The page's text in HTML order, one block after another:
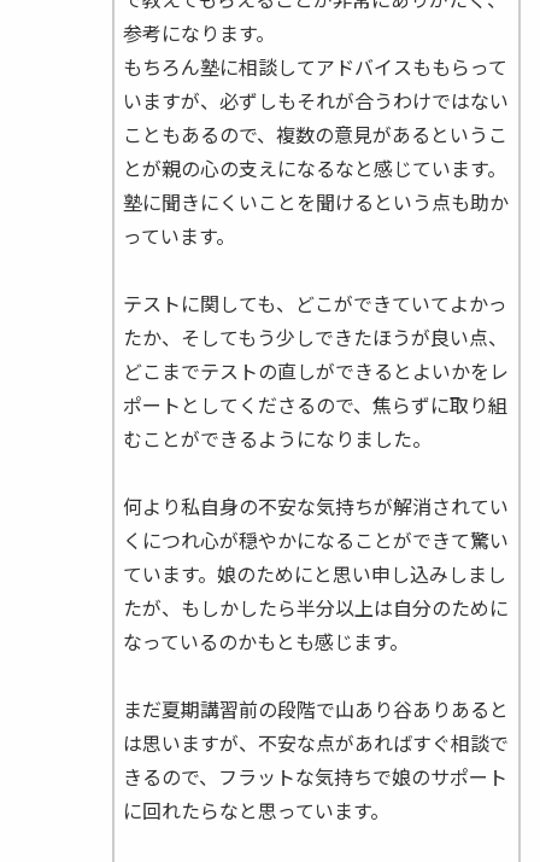
参考になります。
もちろん塾に相談してアドバイスももらって
いますが、必ずしもそれが合うわけではない
こともあるので、複数の意見があるというこ
とが親の心の支えになるなと感じています。
塾に聞きにくいことを聞けるという点も助か
っています。
テストに関しても、どこができていてよかっ
たか、そしてもう少しできたほうが良い点、
どこまでテストの直しができるとよいかをレ
ポートとしてくださるので、焦らずに取り組
むことができるようになりました。
何より私自身の不安な気持ちが解消されてい
くにつれ心が穏やかになることができて驚い
ています。娘のためにと思い申し込みしまし
たが、もしかしたら半分以上は自分のために
なっているのかもとも感じます。
まだ夏期講習前の段階で山あり谷ありあると
は思いますが、不安な点があればすぐ相談で
きるので、フラットな気持ちで娘のサポート
に回れたらなと思っています。